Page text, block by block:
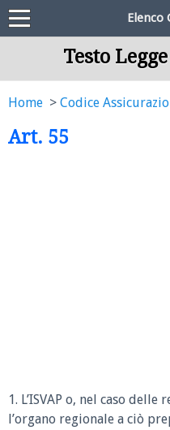
Elenco
Testo
Home Codice
Art. 55
1. L’ISVAP o, nel caso
l’organo regionale a ciò